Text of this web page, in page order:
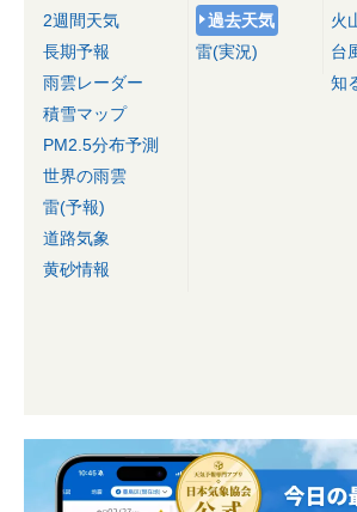
2週間天気
長期予報
雨雲レーダー
積雪マップ
PM2.5分布予測
世界の雨雲
雷(予報)
道路気象
黄砂情報
過去天気
雷(実況)
火
台
知